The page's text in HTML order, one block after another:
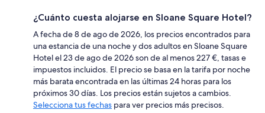
¿Cuánto cuesta alojarse en Sloane Square Hotel?
A fecha de 8 de ago de 2026, los precios encontrados para
una estancia de una noche y dos adultos en Sloane Square
Hotel el 23 de ago de 2026 son de al menos 227 €, tasas e
impuestos incluidos. El precio se basa en la tarifa por noche
más barata encontrada en las últimas 24 horas para los
próximos 30 días. Los precios están sujetos a cambios.
Selecciona tus fechas para ver precios más precisos.